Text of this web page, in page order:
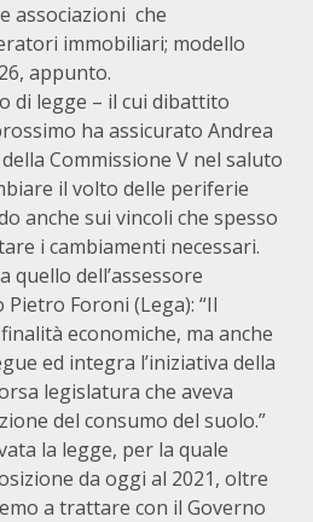
associazioni che
immobiliari; modello
appunto.
di legge – il cui dibattito
ha assicurato Andrea
Commissione V nel saluto
il volto delle periferie
anche sui vincoli che spesso
i cambiamenti necessari.
quello dell’assessore
Foroni (Lega): “Il
economiche, ma anche
ed integra l’iniziativa della
legislatura che aveva
del consumo del suolo.”
la legge, per la quale
da oggi al 2021, oltre
a trattare con il Governo